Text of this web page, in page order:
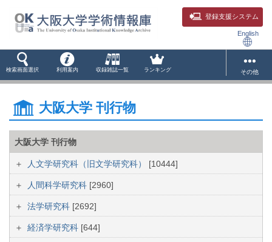
登録支援システム
English
検索画面選択 利用案内 収録雑誌一覧 ランキング その他
大阪大学 刊行物
大阪大学 刊行物
人文学研究科（旧文学研究科） [10444]
人間科学研究科 [2960]
法学研究科 [2692]
経済学研究科 [644]